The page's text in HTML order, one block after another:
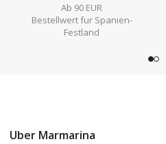
Ab 90 EUR
Bestellwert fur Spanien-
Festland
Uber Marmarina